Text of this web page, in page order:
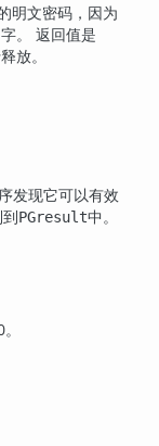
明文密码，因为
。 返回值是
放。
发现它可以有效
PGresult中。